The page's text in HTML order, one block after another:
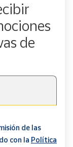
de
de las
con la Política